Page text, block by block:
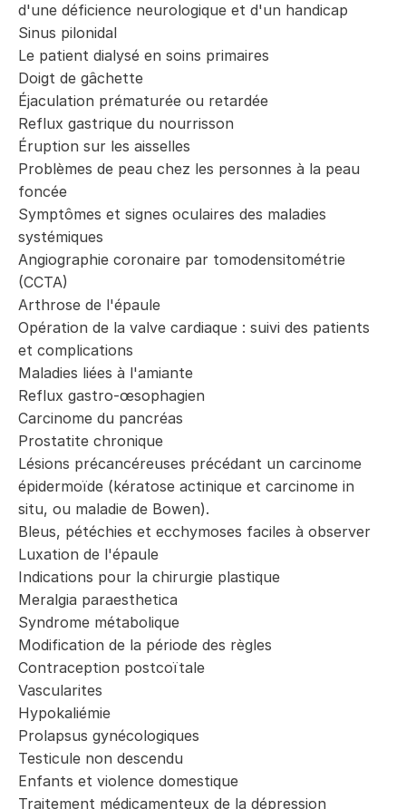
d'une déficience neurologique et d'un handicap
Sinus pilonidal
Le patient dialysé en soins primaires
Doigt de gâchette
Éjaculation prématurée ou retardée
Reflux gastrique du nourrisson
Éruption sur les aisselles
Problèmes de peau chez les personnes à la peau
foncée
Symptômes et signes oculaires des maladies
systémiques
Angiographie coronaire par tomodensitométrie
(CCTA)
Arthrose de l'épaule
Opération de la valve cardiaque : suivi des patients
et complications
Maladies liées à l'amiante
Reflux gastro-œsophagien
Carcinome du pancréas
Prostatite chronique
Lésions précancéreuses précédant un carcinome
épidermoïde (kératose actinique et carcinome in
situ, ou maladie de Bowen).
Bleus, pétéchies et ecchymoses faciles à observer
Luxation de l'épaule
Indications pour la chirurgie plastique
Meralgia paraesthetica
Syndrome métabolique
Modification de la période des règles
Contraception postcoïtale
Vascularites
Hypokaliémie
Prolapsus gynécologiques
Testicule non descendu
Enfants et violence domestique
Traitement médicamenteux de la dépression